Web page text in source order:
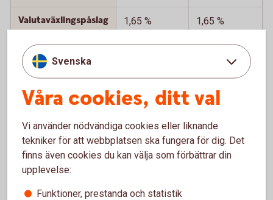
Valutaväxlingspåslag
utomlands
1,65 % 1,65 %
Kortet har chip Ja Ja
Digitala
betallösningar
Ja, Samsung
Pay,
Fidesmo Pay
och Google
Ja, Apple Pay
och Samsung
Pay
Svenska
Våra cookies, ditt val
Vi använder nödvändiga cookies eller liknande
tekniker för att webbplatsen ska fungera för dig. Det
finns även cookies du kan välja som förbättrar din
upplevelse:
Funktioner, prestanda och statistik